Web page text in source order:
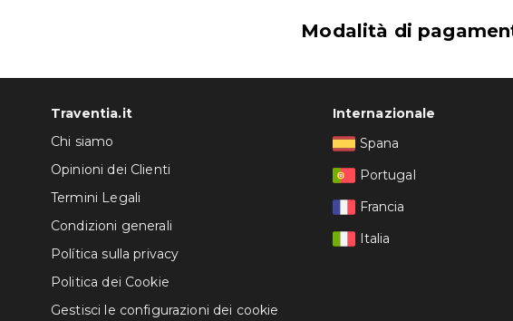
Modalità di
Traventia.it
Chi siamo
Opinioni dei Clienti
Termini Legali
Condizioni generali
Política sulla privacy
Politica dei Cookie
Gestisci le configurazioni dei cookie
Internazionale
Spana
Portugal
Francia
Italia